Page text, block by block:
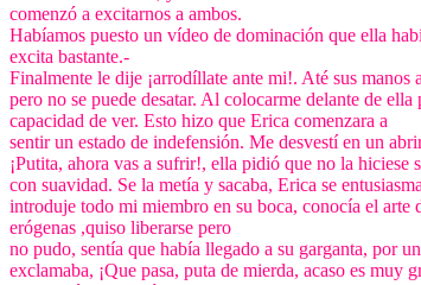
comenzó a excitarnos a ambos.
Habíamos puesto un vídeo de dominación que ella
excita bastante.-
Finalmente le dije ¡arrodíllate ante mi!. Até sus
pero no se puede desatar. Al colocarme delante de
capacidad de ver. Esto hizo que Erica comenzara a
sentir un estado de indefensión. Me desvestí en un
¡Putita, ahora vas a sufrir!, ella pidió que no la hiciese
con suavidad. Se la metía y sacaba, Erica se
introduje todo mi miembro en su boca, conocía el arte
erógenas ,quiso liberarse pero
no pudo, sentía que había llegado a su garganta, por
exclamaba, ¡Que pasa, puta de mierda, acaso es